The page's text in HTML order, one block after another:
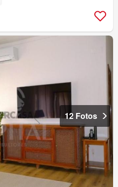
12 Fotos